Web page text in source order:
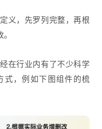
义，先罗列完整，再根
在行业内有了不少科学
式，例如下图组件的梳